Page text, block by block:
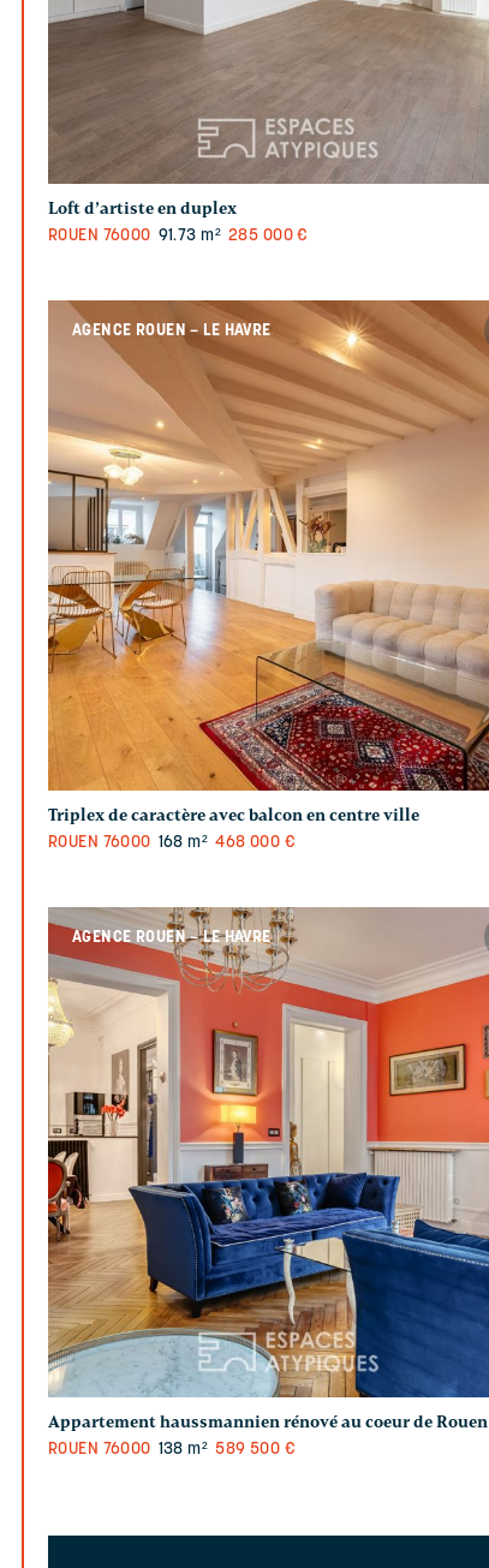
Loft d’artiste en duplex
ROUEN 76000 91.73 m² 285 000 €
AGENCE ROUEN – LE HAVRE
Triplex de caractère avec balcon en centre ville
ROUEN 76000 168 m² 468 000 €
AGENCE ROUEN – LE HAVRE
Appartement haussmannien rénové au coeur de Rouen
ROUEN 76000 138 m² 589 500 €